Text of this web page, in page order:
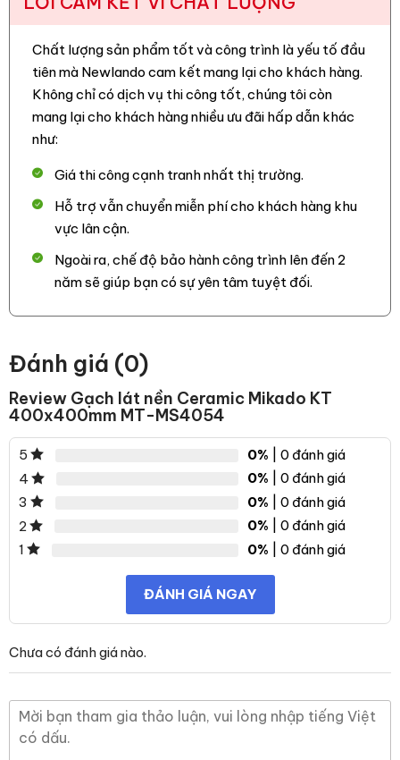
Chất lượng sản phẩm tốt và công trình là yếu tố đầu
tiên mà Newlando cam kết mang lại cho khách hàng.
Không chỉ có dịch vụ thi công tốt, chúng tôi còn
mang lại cho khách hàng nhiều ưu đãi hấp dẫn khác
như:
Giá thi công cạnh tranh nhất thị trường.
Hỗ trợ vẫn chuyển miễn phí cho khách hàng khu
vực lân cận.
Ngoài ra, chế độ bảo hành công trình lên đến 2
năm sẽ giúp bạn có sự yên tâm tuyệt đối.
Đánh giá (0)
Review Gạch lát nền Ceramic Mikado KT
400x400mm MT-MS4054
5 0% | 0 đánh giá
4
0% | 0 đánh giá
3
0% | 0 đánh giá
2
0% | 0 đánh giá
1
0% | 0 đánh giá
ĐÁNH GIÁ NGAY
Chưa có đánh giá nào.